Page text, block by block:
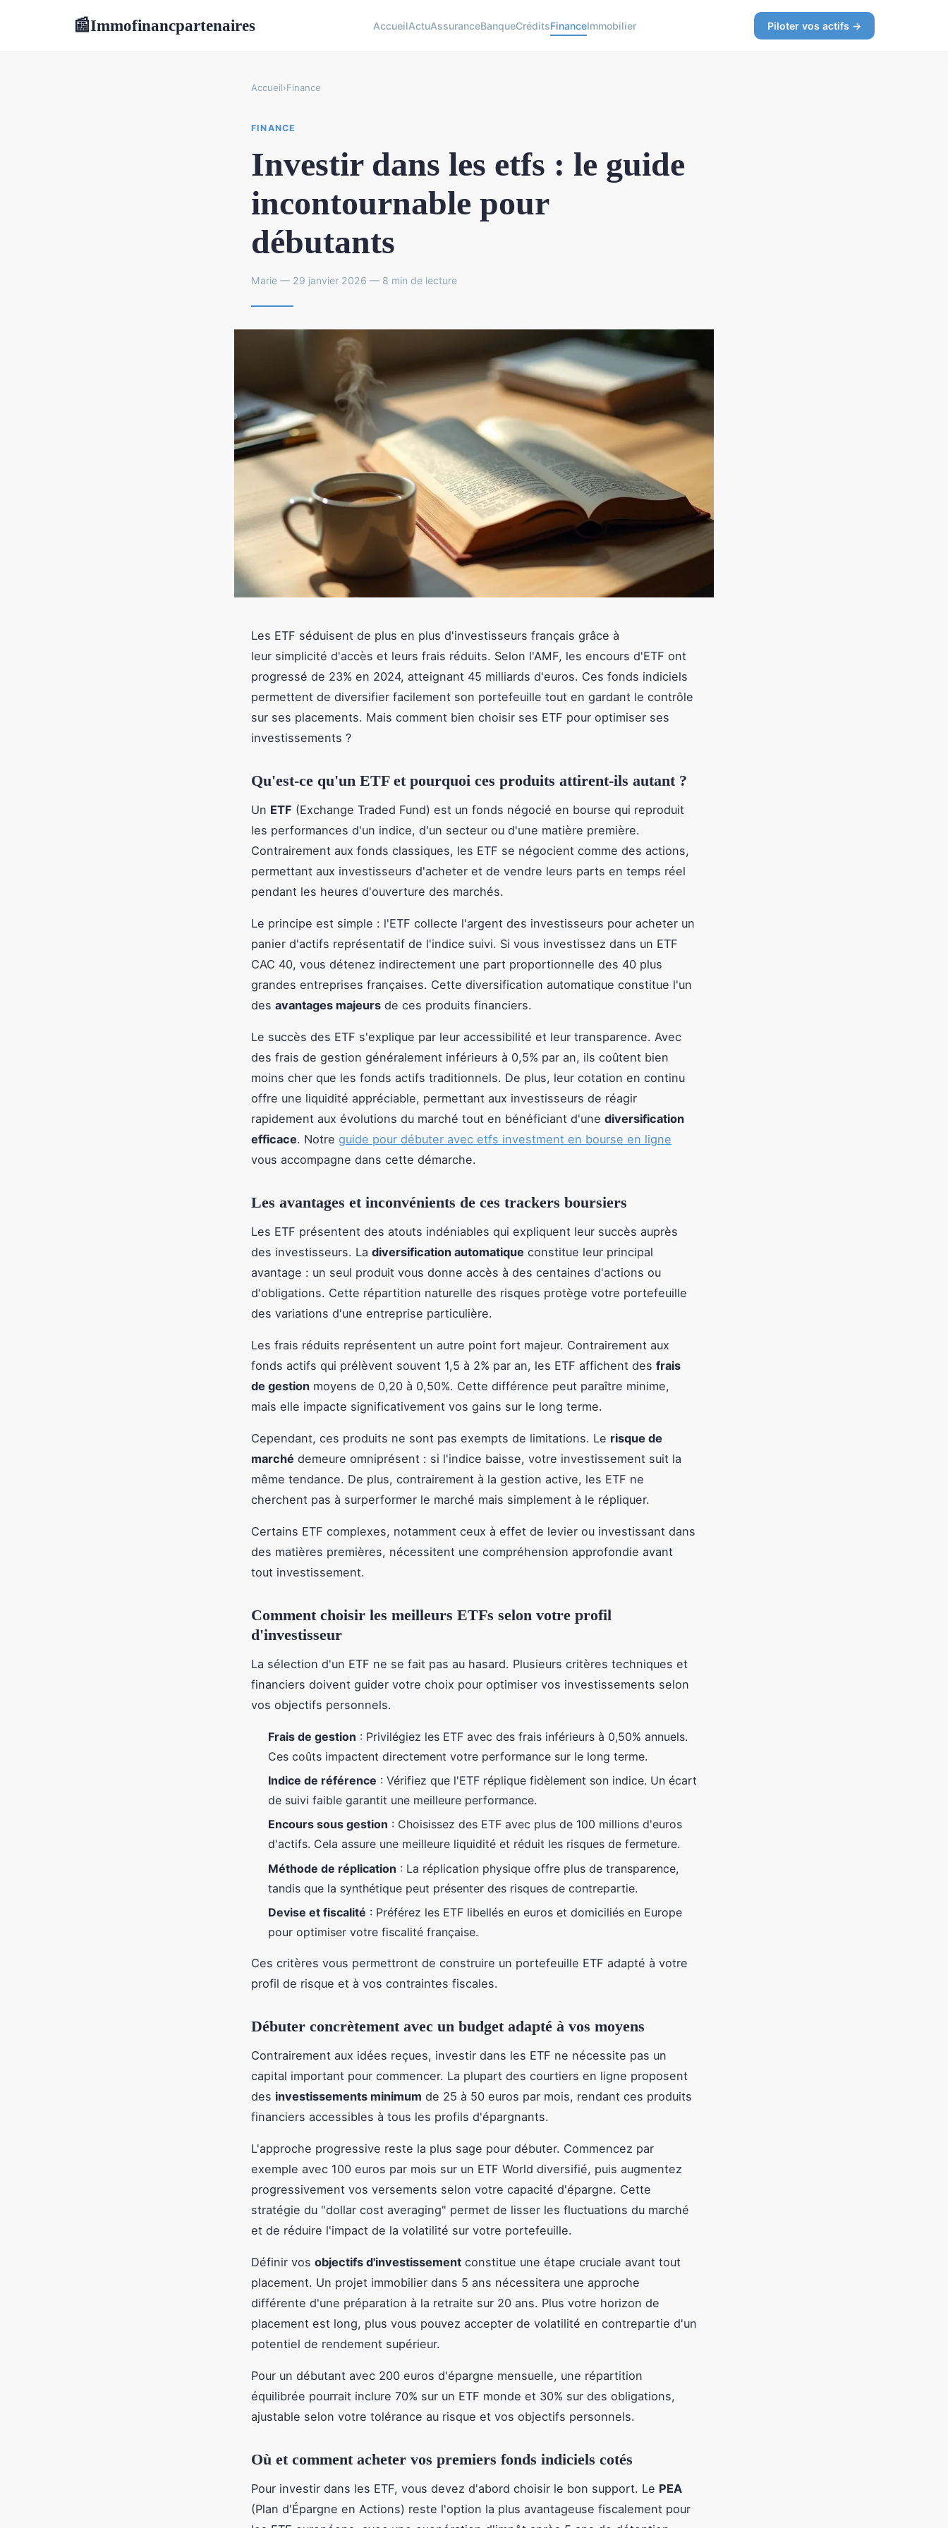
📰Immofinancpartenaires AccueilActuAssuranceBanqueCréditsFinanceImmobilier Piloter vos actifs →
Accueil›Finance
FINANCE
Investir dans les etfs : le guide
incontournable pour
débutants
Marie — 29 janvier 2026 — 8 min de lecture
Les ETF séduisent de plus en plus d'investisseurs français grâce à
leur simplicité d'accès et leurs frais réduits. Selon l'AMF, les encours d'ETF ont
progressé de 23% en 2024, atteignant 45 milliards d'euros. Ces fonds indiciels
permettent de diversifier facilement son portefeuille tout en gardant le contrôle
sur ses placements. Mais comment bien choisir ses ETF pour optimiser ses
investissements ?
Qu'est-ce qu'un ETF et pourquoi ces produits attirent-ils autant ?
Un ETF (Exchange Traded Fund) est un fonds négocié en bourse qui reproduit
les performances d'un indice, d'un secteur ou d'une matière première.
Contrairement aux fonds classiques, les ETF se négocient comme des actions,
permettant aux investisseurs d'acheter et de vendre leurs parts en temps réel
pendant les heures d'ouverture des marchés.
Le principe est simple : l'ETF collecte l'argent des investisseurs pour acheter un
panier d'actifs représentatif de l'indice suivi. Si vous investissez dans un ETF
CAC 40, vous détenez indirectement une part proportionnelle des 40 plus
grandes entreprises françaises. Cette diversification automatique constitue l'un
des avantages majeurs de ces produits financiers.
Le succès des ETF s'explique par leur accessibilité et leur transparence. Avec
des frais de gestion généralement inférieurs à 0,5% par an, ils coûtent bien
moins cher que les fonds actifs traditionnels. De plus, leur cotation en continu
offre une liquidité appréciable, permettant aux investisseurs de réagir
rapidement aux évolutions du marché tout en bénéficiant d'une diversification
efficace. Notre guide pour débuter avec etfs investment en bourse en ligne
vous accompagne dans cette démarche.
Les avantages et inconvénients de ces trackers boursiers
Les ETF présentent des atouts indéniables qui expliquent leur succès auprès
des investisseurs. La diversification automatique constitue leur principal
avantage : un seul produit vous donne accès à des centaines d'actions ou
d'obligations. Cette répartition naturelle des risques protège votre portefeuille
des variations d'une entreprise particulière.
Les frais réduits représentent un autre point fort majeur. Contrairement aux
fonds actifs qui prélèvent souvent 1,5 à 2% par an, les ETF affichent des frais
de gestion moyens de 0,20 à 0,50%. Cette différence peut paraître minime,
mais elle impacte significativement vos gains sur le long terme.
Cependant, ces produits ne sont pas exempts de limitations. Le risque de
marché demeure omniprésent : si l'indice baisse, votre investissement suit la
même tendance. De plus, contrairement à la gestion active, les ETF ne
cherchent pas à surperformer le marché mais simplement à le répliquer.
Certains ETF complexes, notamment ceux à effet de levier ou investissant dans
des matières premières, nécessitent une compréhension approfondie avant
tout investissement.
Comment choisir les meilleurs ETFs selon votre profil
d'investisseur
La sélection d'un ETF ne se fait pas au hasard. Plusieurs critères techniques et
financiers doivent guider votre choix pour optimiser vos investissements selon
vos objectifs personnels.
Frais de gestion : Privilégiez les ETF avec des frais inférieurs à 0,50% annuels.
Ces coûts impactent directement votre performance sur le long terme.
Indice de référence : Vérifiez que l'ETF réplique fidèlement son indice. Un écart
de suivi faible garantit une meilleure performance.
Encours sous gestion : Choisissez des ETF avec plus de 100 millions d'euros
d'actifs. Cela assure une meilleure liquidité et réduit les risques de fermeture.
Méthode de réplication : La réplication physique offre plus de transparence,
tandis que la synthétique peut présenter des risques de contrepartie.
Devise et fiscalité : Préférez les ETF libellés en euros et domiciliés en Europe
pour optimiser votre fiscalité française.
Ces critères vous permettront de construire un portefeuille ETF adapté à votre
profil de risque et à vos contraintes fiscales.
Débuter concrètement avec un budget adapté à vos moyens
Contrairement aux idées reçues, investir dans les ETF ne nécessite pas un
capital important pour commencer. La plupart des courtiers en ligne proposent
des investissements minimum de 25 à 50 euros par mois, rendant ces produits
financiers accessibles à tous les profils d'épargnants.
L'approche progressive reste la plus sage pour débuter. Commencez par
exemple avec 100 euros par mois sur un ETF World diversifié, puis augmentez
progressivement vos versements selon votre capacité d'épargne. Cette
stratégie du "dollar cost averaging" permet de lisser les fluctuations du marché
et de réduire l'impact de la volatilité sur votre portefeuille.
Définir vos objectifs d'investissement constitue une étape cruciale avant tout
placement. Un projet immobilier dans 5 ans nécessitera une approche
différente d'une préparation à la retraite sur 20 ans. Plus votre horizon de
placement est long, plus vous pouvez accepter de volatilité en contrepartie d'un
potentiel de rendement supérieur.
Pour un débutant avec 200 euros d'épargne mensuelle, une répartition
équilibrée pourrait inclure 70% sur un ETF monde et 30% sur des obligations,
ajustable selon votre tolérance au risque et vos objectifs personnels.
Où et comment acheter vos premiers fonds indiciels cotés
Pour investir dans les ETF, vous devez d'abord choisir le bon support. Le PEA
(Plan d'Épargne en Actions) reste l'option la plus avantageuse fiscalement pour